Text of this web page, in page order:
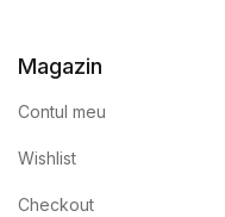
Magazin
Contul meu
Wishlist
Checkout